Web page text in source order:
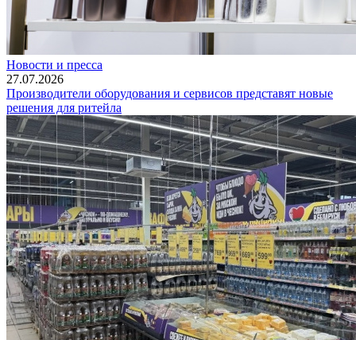
Новости и пресса
27.07.2026
Производители оборудования и сервисов представят новые
решения для ритейла